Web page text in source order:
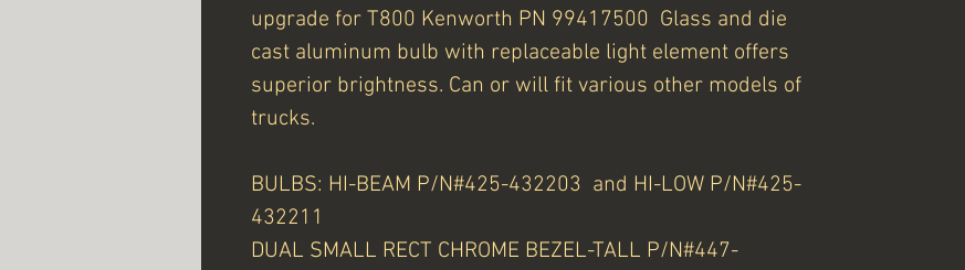
upgrade for T800 Kenworth PN 99417500 Glass and die
cast aluminum bulb with replaceable light element offers
superior brightness. Can or will fit various other models of
trucks.
BULBS: HI-BEAM P/N#425-432203 and HI-LOW P/N#425-
432211
DUAL SMALL RECT CHROME BEZEL-TALL P/N#447-